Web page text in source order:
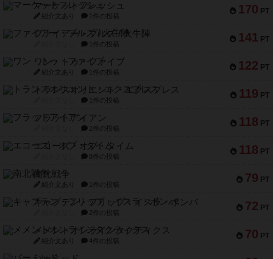
170 PT
マーケットフレッシュ
紹介文あり 1件の投稿
141 PT
ファイアー・ブルズ / 火牛陣
1件の投稿
122 PT
ワン・トゥ・ファイブ
紹介文あり 1件の投稿
119 PT
トランスオリエント・エクスプレス
1件の投稿
118 PT
フラットアイアン
2件の投稿
118 PT
エコーズ・オブ・タイム
8件の投稿
79 PT
南北戦争
紹介文あり 1件の投稿
72 PT
キャプテン・フリップ：イスラ・ボンバ
2件の投稿
70 PT
メメントオンラインタクティクス
紹介文あり 4件の投稿